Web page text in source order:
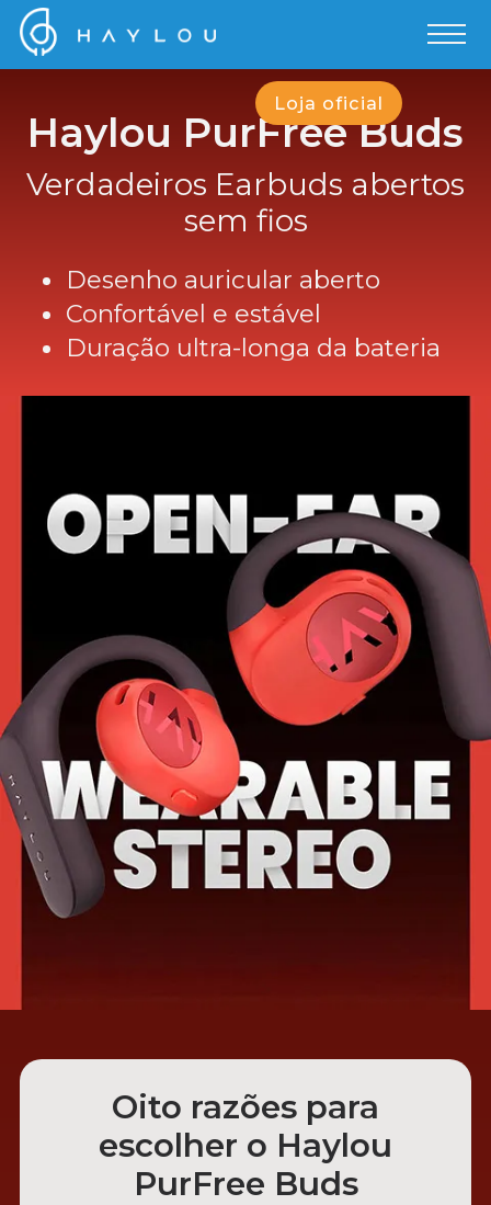
Loja oficial
Haylou PurFree Buds
Verdadeiros Earbuds abertos
sem fios
Desenho auricular aberto
Confortável e estável
Duração ultra-longa da bateria
Oito razões para
escolher o Haylou
PurFree Buds